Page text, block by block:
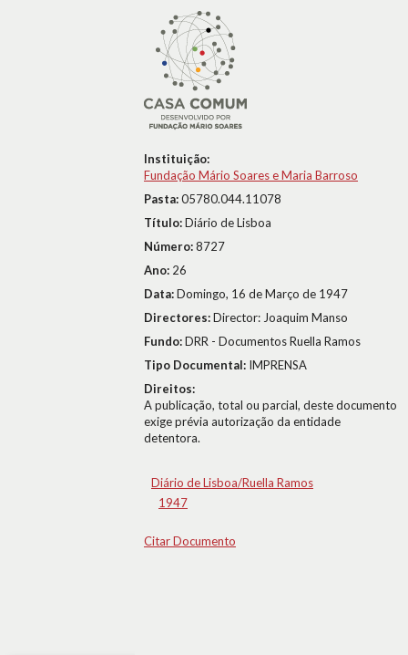
Instituição:
Fundação Mário Soares e Maria Barroso
Pasta:05780.044.11078
Título:Diário de Lisboa
Número:8727
Ano: 26
Data:Domingo, 16 de Março de 1947
Directores:Director: Joaquim Manso
Fundo:DRR - Documentos Ruella Ramos
Tipo Documental: IMPRENSA
Direitos:
A publicação, total ou parcial, deste documento
exige prévia autorização da entidade
detentora.
Diário de Lisboa/Ruella Ramos
1947
Citar Documento